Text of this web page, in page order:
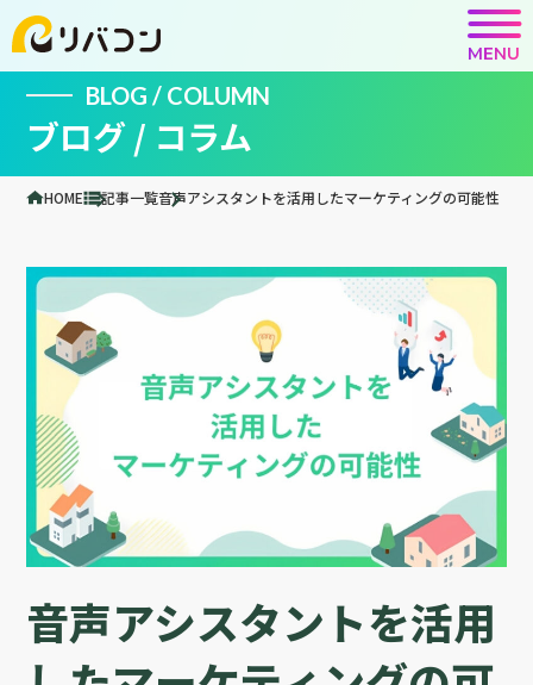
MENU
BLOG / COLUMN
ブログ / コラム
HOME 記事一覧音声アシスタントを活用したマーケティングの可能性
音声アシスタントを活用